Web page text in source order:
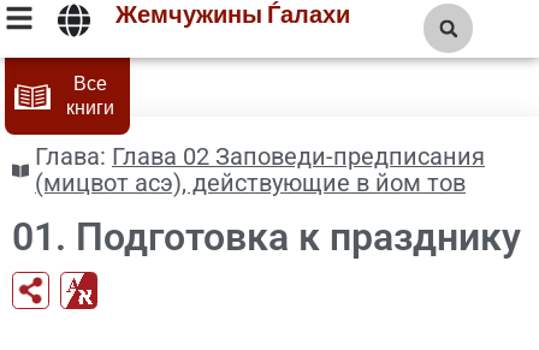
Жемчужины Ѓалахи
Все
книги
Глава: Глава 02 Заповеди-предписания
(мицвот асэ), действующие в йом тов
01. Подготовка к празднику